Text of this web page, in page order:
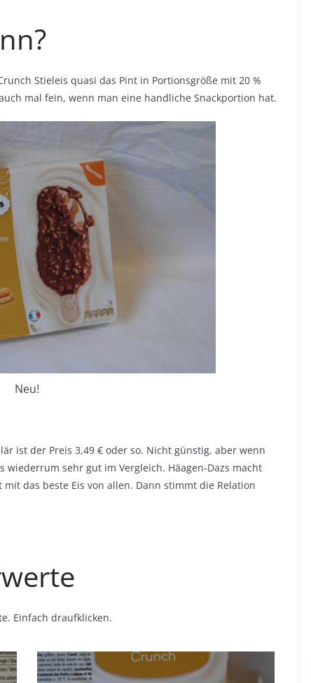
Stieleis quasi das Pint in Portionsgröße mit 20 %
mal fein, wenn man eine handliche Snackportion hat.
Neu!
ist der Preis 3,49 € oder so. Nicht günstig, aber wenn
wiederrum sehr gut im Vergleich. Häagen-Dazs macht
das beste Eis von allen. Dann stimmt die Relation
Einfach draufklicken.